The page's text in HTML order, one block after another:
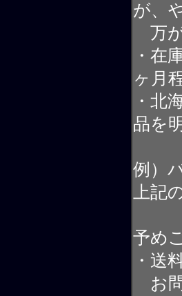
が、
万
・在
ヶ月
・北
品を
例）
上記
予め
・送
お